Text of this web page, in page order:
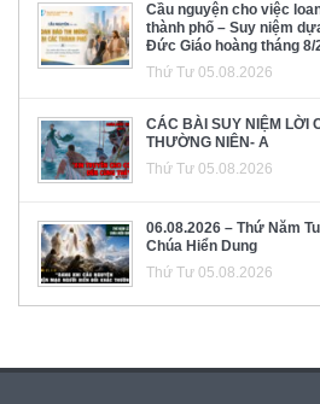
Cầu nguyện cho việc
thành phố – Suy niệm
Đức Giáo hoàng tháng 8/
Thứ Tư 05.08.2026
CÁC BÀI SUY NIỆM LỜI
THƯỜNG NIÊN- A
Thứ Tư 05.08.2026
06.08.2026 – Thứ Năm
Chúa Hiển Dung
Thứ Tư 05.08.2026